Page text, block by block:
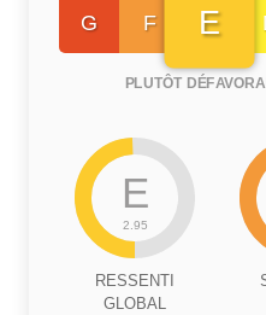
G F E
PLUTÔT
E
2.95
RESSENTI
GLOBAL